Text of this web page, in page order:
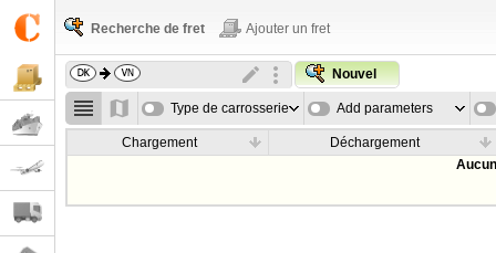
Recherche de fret Ajouter un fret
Nouvel
Type de carrosserie Add parameters
Chargement
Déchargement